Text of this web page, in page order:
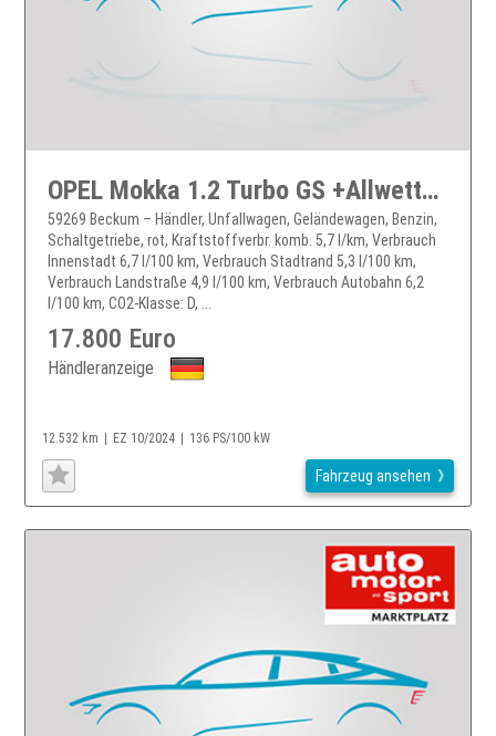
OPEL Mokka 1.2 Turbo GS +Allwetter SHZ Kamera CarPlay DAB LMFelgen Navi+
59269 Beckum – Händler, Unfallwagen, Geländewagen, Benzin,
Schaltgetriebe, rot, Kraftstoffverbr. komb. 5,7 l/km, Verbrauch
Innenstadt 6,7 l/100 km, Verbrauch Stadtrand 5,3 l/100 km,
Verbrauch Landstraße 4,9 l/100 km, Verbrauch Autobahn 6,2
l/100 km, CO2-Klasse: D, ...
17.800 Euro
Händleranzeige
12.532 km EZ 10/2024 136 PS/100 kW
Fahrzeug ansehen